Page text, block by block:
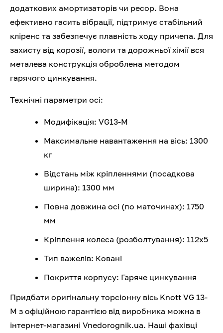
додаткових амортизаторів чи ресор. Вона
ефективно гасить вібрації, підтримує стабільний
кліренс та забезпечує плавність ходу причепа. Для
захисту від корозії, вологи та дорожньої хімії вся
металева конструкція оброблена методом
гарячого цинкування.
Технічні параметри осі:
Модифікація: VG13-M
Максимальне навантаження на вісь: 1300
кг
Відстань між кріпленнями (посадкова
ширина): 1300 мм
Повна довжина осі (по маточинах): 1750
мм
Кріплення колеса (розболтування): 112х5
Тип важелів: Ковані
Покриття корпусу: Гаряче цинкування
Придбати оригінальну торсіонну вісь Knott VG 13-
M з офіційною гарантією від виробника можна в
інтернет-магазині Vnedorognik.ua. Наші фахівці